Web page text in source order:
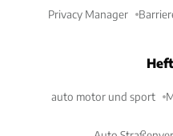
Privacy Manager
auto motor und sport